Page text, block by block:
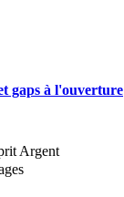
Argent
gaps à l'ouverture